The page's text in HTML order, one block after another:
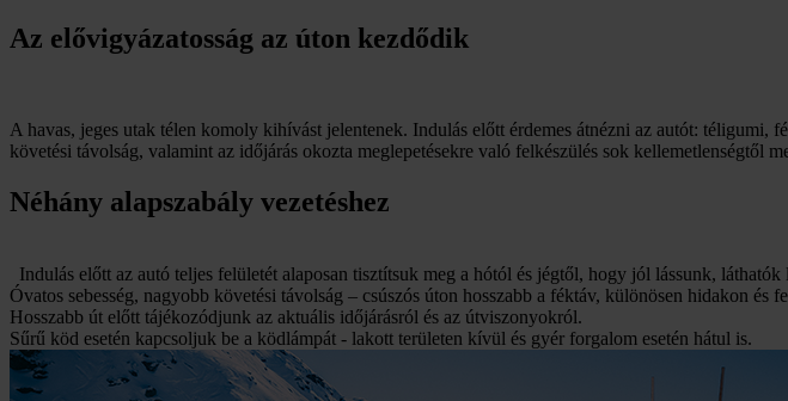
Az elővigyázatosság az úton kezdődik
A havas, jeges utak télen komoly kihívást jelentenek. Indulás előtt érdemes átnézni az autót:
követési távolság, valamint az időjárás okozta meglepetésekre való felkészülés sok kellemetlenségtől
Néhány alapszabály vezetéshez
Indulás előtt az autó teljes felületét alaposan tisztítsuk meg a hótól és jégtől, hogy jól lássunk,
Óvatos sebesség, nagyobb követési távolság – csúszós úton hosszabb a féktáv, különösen hidakon és
Hosszabb út előtt tájékozódjunk az aktuális időjárásról és az útviszonyokról.
Sűrű köd esetén kapcsoljuk be a ködlámpát - lakott területen kívül és gyér forgalom esetén hátul is.